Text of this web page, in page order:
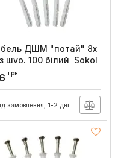
ДШМ "потай" 8х
шур. 100 білий, Sokol
16947
грн
замовлення, 1-2 дні